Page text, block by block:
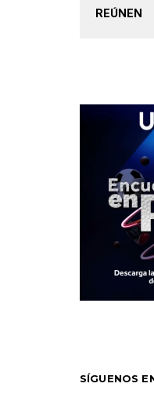
REÚNEN
SÍGUENOS